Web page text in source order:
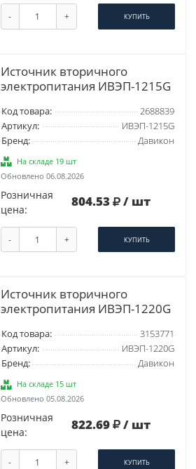
- + КУПИТЬ
Источник вторичного
электропитания ИВЭП-1215G
Код товара:
2688839
Артикул:
ИВЭП-1215G
Бренд:
Давикон
На складе 19 шт
Обновлено 06.08.2026
Розничная
цена:
804.53 / шт
- + КУПИТЬ
Источник вторичного
электропитания ИВЭП-1220G
Код товара:
3153771
Артикул:
ИВЭП-1220G
Бренд:
Давикон
На складе 15 шт
Обновлено 05.08.2026
Розничная
цена:
822.69 / шт
- + КУПИТЬ